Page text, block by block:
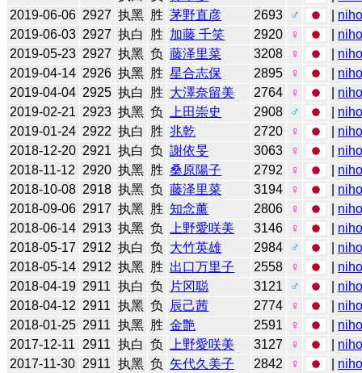
2019-06-06 2927 执黑 胜 茅野直彦 2693 ♂
2019-06-03 2927 执白 胜 加藤 千笑 2920 ♀
2019-05-23 2927 执黑 负 藤泽里菜 3208 ♀
2019-04-14 2926 执黑 胜 星合志保 2895 ♀
2019-04-04 2925 执白 胜 大澤奈留美 2764 ♀
2019-02-21 2923 执黑 负 上田崇史 2908 ♂
2019-01-24 2922 执白 胜 兆乾 2720 ♀
2018-12-20 2921 执白 负 謝依旻 3063 ♀
2018-11-12
2920 执黑 胜 桑原陽子 2792 ♀
2018-10-08 2918 执黑 负 藤泽里菜 3194 ♀
2018-09-06 2917 执黑 胜 知念薰 2806 ♀
2018-06-14 2913 执黑 负 上野愛咲美 3146 ♀
2018-05-17 2912 执白 负 大竹英雄 2984 ♂
2018-05-14 2912 执黑 胜 出口万里子 2558 ♀
2018-04-19 2911 执白 负 片冈聪 3121 ♂
2018-04-12 2911 执黑 负 辰己茜 2774 ♀
2018-01-25 2911 执黑 胜 金艶 2591 ♀
2017-12-11
2911 执白 负 上野愛咲美 3127 ♀
2017-11-30 2911 执黑 负 矢代久美子 2842 ♀